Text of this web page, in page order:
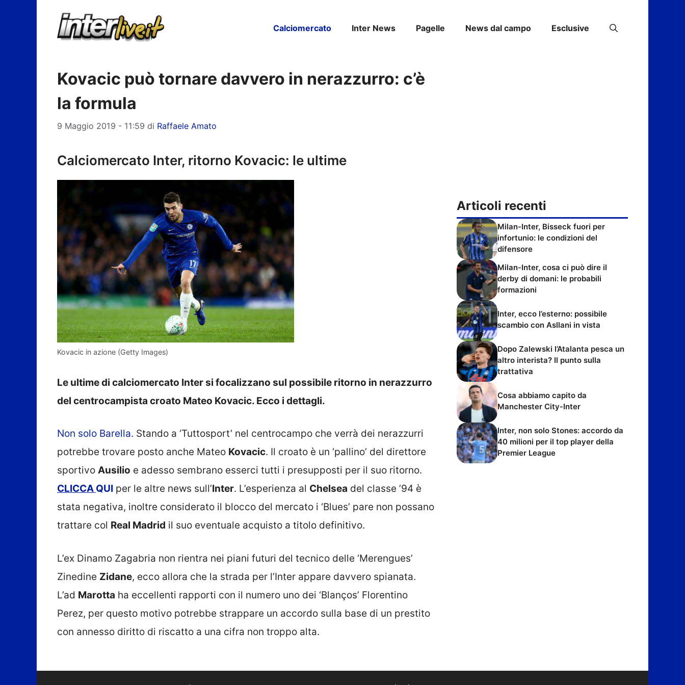
Calciomercato Inter News Pagelle News dal campo Esclusive
Kovacic può tornare davvero in nerazzurro: c’è
la formula
9 Maggio 2019 - 11:59 di Raffaele Amato
Calciomercato Inter, ritorno Kovacic: le ultime
Kovacic in azione (Getty Images)
Le ultime di calciomercato Inter si focalizzano sul possibile ritorno in nerazzurro
del centrocampista croato Mateo Kovacic. Ecco i dettagli.
Non solo Barella. Stando a ‘Tuttosport’ nel centrocampo che verrà dei nerazzurri
potrebbe trovare posto anche Mateo Kovacic. Il croato è un ‘pallino’ del direttore
sportivo Ausilio e adesso sembrano esserci tutti i presupposti per il suo ritorno.
CLICCA QUI per le altre news sull’Inter. L’esperienza al Chelsea del classe ’94 è
stata negativa, inoltre considerato il blocco del mercato i ‘Blues’ pare non possano
trattare col Real Madrid il suo eventuale acquisto a titolo definitivo.
L’ex Dinamo Zagabria non rientra nei piani futuri del tecnico delle ‘Merengues’
Zinedine Zidane, ecco allora che la strada per l’Inter appare davvero spianata.
L’ad Marotta ha eccellenti rapporti con il numero uno dei ‘Blanços’ Florentino
Perez, per questo motivo potrebbe strappare un accordo sulla base di un prestito
con annesso diritto di riscatto a una cifra non troppo alta.
Articoli recenti
Milan-Inter, Bisseck fuori per
infortunio: le condizioni del
difensore
Milan-Inter, cosa ci può dire il
derby di domani: le probabili
formazioni
Inter, ecco l’esterno: possibile
scambio con Asllani in vista
Dopo Zalewski l’Atalanta pesca un
altro interista? Il punto sulla
trattativa
Cosa abbiamo capito da
Manchester City-Inter
Inter, non solo Stones: accordo da
40 milioni per il top player della
Premier League